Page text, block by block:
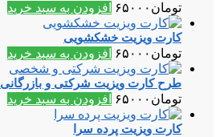
تومان ۶۵۰۰۰ افزودن به سبد خرید
کارت ویزیت خشکشویی
تومان ۶۵۰۰۰ افزودن به سبد خرید
طرح کارت ویزیت شرکتی و بازرگانی
تومان ۶۵۰۰۰ افزودن به سبد خرید
کارت ویزیت پرده سرا